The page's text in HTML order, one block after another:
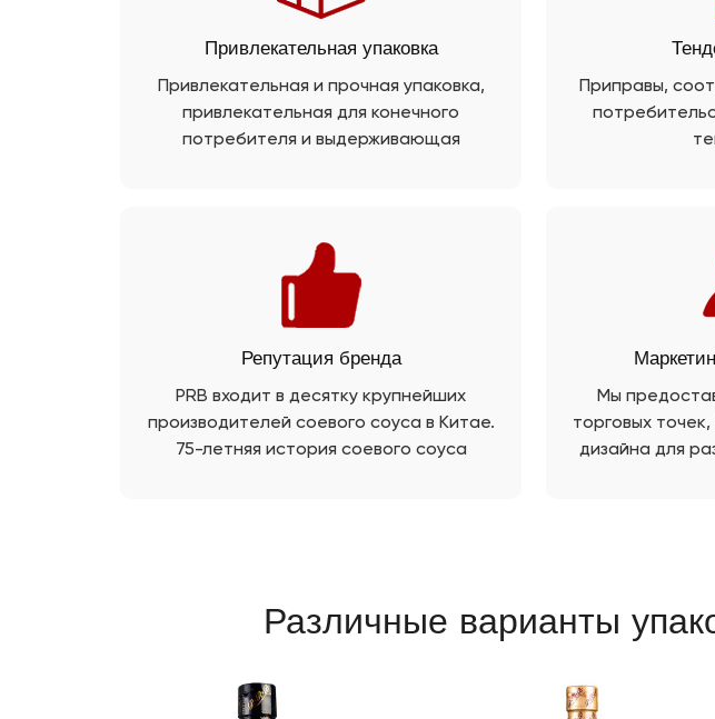
Привлекательная упаковка
Привлекательная и прочная упаковка,
привлекательная для конечного
потребителя и выдерживающая
Приправы,
Репутация бренда
PRB входит в десятку крупнейших
производителей соевого соуса в Китае.
75-летняя история соевого соуса
Мы
торговых
дизайна для
Различные варианты